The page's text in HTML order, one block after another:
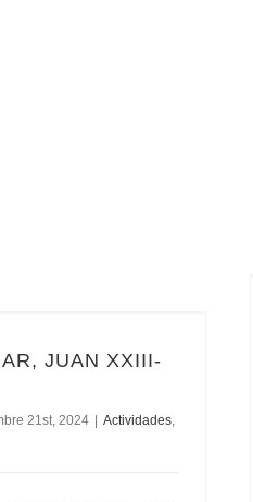
JUAN XXIII-
21st, 2024 Actividades,